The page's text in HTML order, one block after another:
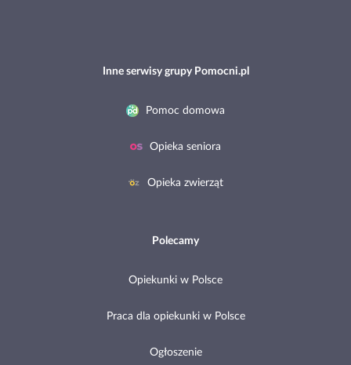
Inne serwisy grupy Pomocni.pl
Pomoc domowa
Opieka seniora
Opieka zwierząt
Polecamy
Opiekunki w Polsce
Praca dla opiekunki w Polsce
Ogłoszenie